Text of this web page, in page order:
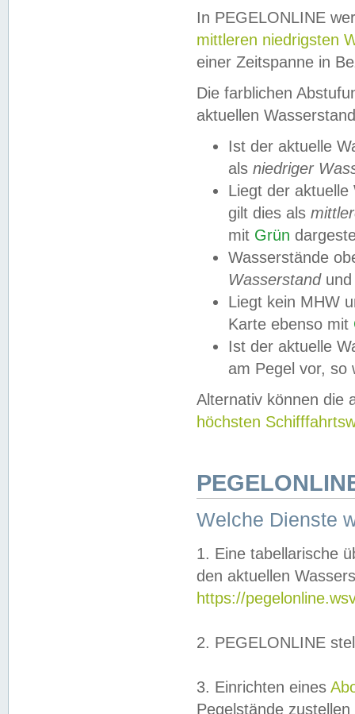
In PEGELONLINE
mittleren niedrigsten
einer Zeitspanne in
Die farblichen
aktuellen
Ist der aktuelle
als niedriger
Liegt der
gilt dies als
mit Grün
Wasserstände
Wasserstandund
Liegt kein MHW
Karte ebenso mit
Ist der aktuelle
am Pegel vor,
Alternativ können die
höchsten
Welche Dienste
1. Eine tabellarische
den aktuellen
https://
2. PEGELONLINE
3. Einrichten eines
Pegelstände